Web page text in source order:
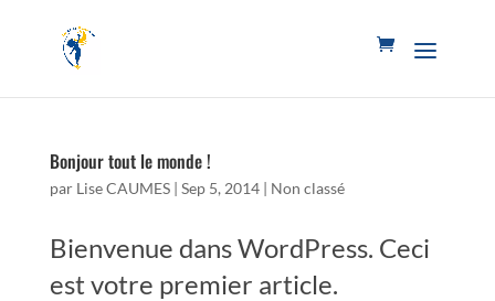
Bonjour tout le monde !
par Lise CAUMES| Sep 5, 2014| Non classé
Bienvenue dans WordPress. Ceci
est votre premier article.